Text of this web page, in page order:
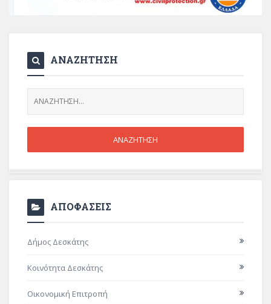
ΑΝΑΖΗΤΗΣΗ
ΑΠΟΦΑΣΕΙΣ
Δήμος Δεσκάτης
Κοινότητα Δεσκάτης
Οικονομική Επιτροπή